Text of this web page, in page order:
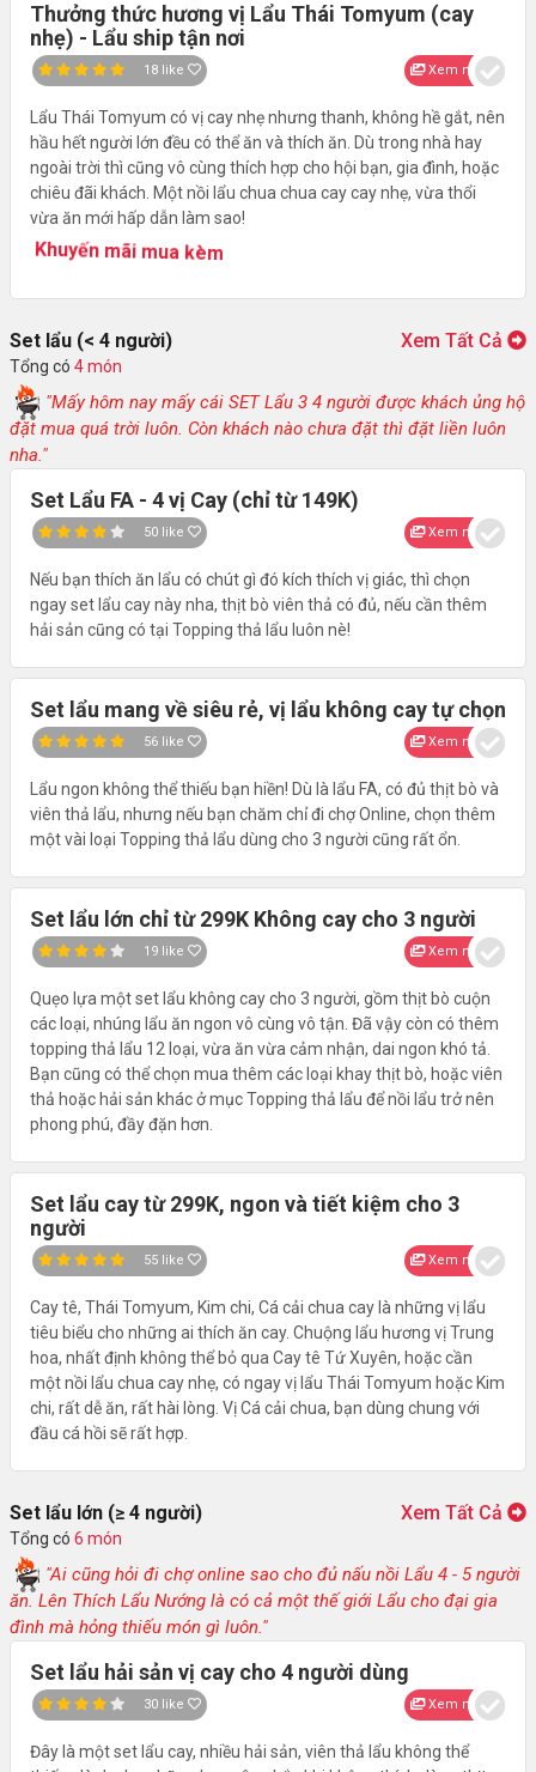
Thưởng thức hương vị Lẩu Thái Tomyum (cay
nhẹ) - Lẩu ship tận nơi
18 like Xem nhanh
Lẩu Thái Tomyum có vị cay nhẹ nhưng thanh, không hề gắt, nên
hầu hết người lớn đều có thể ăn và thích ăn. Dù trong nhà hay
ngoài trời thì cũng vô cùng thích hợp cho hội bạn, gia đình, hoặc
chiêu đãi khách. Một nồi lẩu chua chua cay cay nhẹ, vừa thổi
vừa ăn mới hấp dẫn làm sao!
Khuyến mãi mua kèm
Set lẩu (< 4 người)
Tổng có 4 món
Xem Tất Cả
"Mấy hôm nay mấy cái SET Lẩu 3 4 người được khách ủng hộ
đặt mua quá trời luôn. Còn khách nào chưa đặt thì đặt liền luôn
nha."
Set Lẩu FA - 4 vị Cay (chỉ từ 149K)
50 like Xem nhanh
Nếu bạn thích ăn lẩu có chút gì đó kích thích vị giác, thì chọn
ngay set lẩu cay này nha, thịt bò viên thả có đủ, nếu cần thêm
hải sản cũng có tại Topping thả lẩu luôn nè!
Set lẩu mang về siêu rẻ, vị lẩu không cay tự chọn
56 like Xem nhanh
Lẩu ngon không thể thiếu bạn hiền! Dù là lẩu FA, có đủ thịt bò và
viên thả lẩu, nhưng nếu bạn chăm chỉ đi chợ Online, chọn thêm
một vài loại Topping thả lẩu dùng cho 3 người cũng rất ổn.
Set lẩu lớn chỉ từ 299K Không cay cho 3 người
19 like Xem nhanh
Quẹo lựa một set lẩu không cay cho 3 người, gồm thịt bò cuộn
các loại, nhúng lẩu ăn ngon vô cùng vô tận. Đã vậy còn có thêm
topping thả lẩu 12 loại, vừa ăn vừa cảm nhận, dai ngon khó tả.
Bạn cũng có thể chọn mua thêm các loại khay thịt bò, hoặc viên
thả hoặc hải sản khác ở mục Topping thả lẩu để nồi lẩu trở nên
phong phú, đầy đặn hơn.
Set lẩu cay từ 299K, ngon và tiết kiệm cho 3
người
55 like Xem nhanh
Cay tê, Thái Tomyum, Kim chi, Cá cải chua cay là những vị lẩu
tiêu biểu cho những ai thích ăn cay. Chuộng lẩu hương vị Trung
hoa, nhất định không thể bỏ qua Cay tê Tứ Xuyên, hoặc cần
một nồi lẩu chua cay nhẹ, có ngay vị lẩu Thái Tomyum hoặc Kim
chi, rất dễ ăn, rất hài lòng. Vị Cá cải chua, bạn dùng chung với
đầu cá hồi sẽ rất hợp.
Set lẩu lớn (≥ 4 người)
Tổng có 6 món
Xem Tất Cả
"Ai cũng hỏi đi chợ online sao cho đủ nấu nồi Lẩu 4 - 5 người
ăn. Lên Thích Lẩu Nướng là có cả một thế giới Lẩu cho đại gia
đình mà hỏng thiếu món gì luôn."
Set lẩu hải sản vị cay cho 4 người dùng
30 like Xem nhanh
Đây là một set lẩu cay, nhiều hải sản, viên thả lẩu không thể